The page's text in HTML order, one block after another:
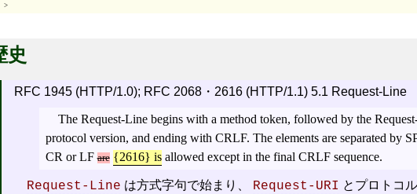
>
史
RFC 1945 (HTTP/1.0); RFC 2068・2616 (HTTP/1.1) 5.1 Request-Line
The Request-Line begins with a method token, followed by the
protocol version, and ending with CRLF. The elements are separated by
CR or LFare {2616} isallowed except in the final CRLF sequence.
Request-Line は方式字句で始まり、 Request-URI とプロトコ